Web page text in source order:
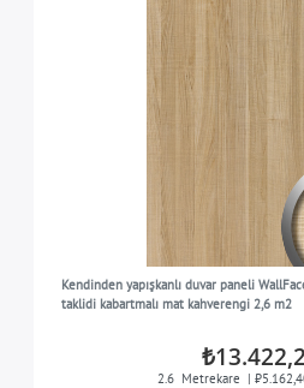
Kendinden yapışkanlı duvar paneli
taklidi kabartmalı mat kahverengi 2,6 m2
2.6 Metrekare |